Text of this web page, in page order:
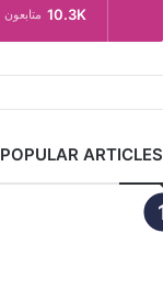
10.3K متابعون
POPULAR ARTICLES